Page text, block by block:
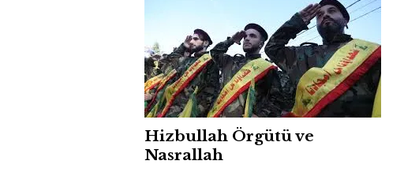
Hizbullah Örgütü ve
Nasrallah